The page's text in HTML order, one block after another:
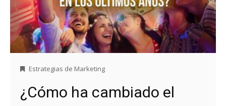
Estrategias de Marketing
¿Cómo ha cambiado el